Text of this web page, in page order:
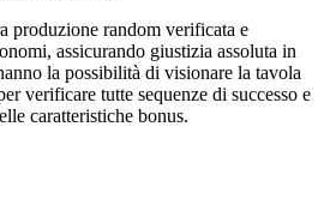
produzione random verificata e
assicurando giustizia assoluta in
la possibilità di visionare la tavola
verificare tutte sequenze di successo e
caratteristiche bonus.